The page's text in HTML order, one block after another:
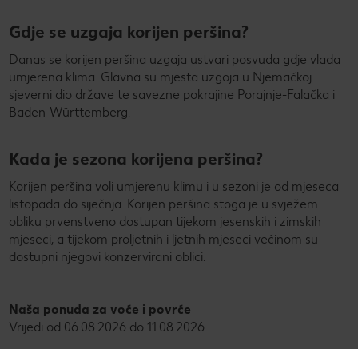
Gdje se uzgaja korijen peršina?
Danas se korijen peršina uzgaja ustvari posvuda gdje vlada
umjerena klima. Glavna su mjesta uzgoja u Njemačkoj
sjeverni dio države te savezne pokrajine Porajnje-Falačka i
Baden-Württemberg.
Kada je sezona korijena peršina?
Korijen peršina voli umjerenu klimu i u sezoni je od mjeseca
listopada do siječnja. Korijen peršina stoga je u svježem
obliku prvenstveno dostupan tijekom jesenskih i zimskih
mjeseci, a tijekom proljetnih i ljetnih mjeseci većinom su
dostupni njegovi konzervirani oblici.
Naša ponuda za voće i povrće
Vrijedi od 06.08.2026 do 11.08.2026